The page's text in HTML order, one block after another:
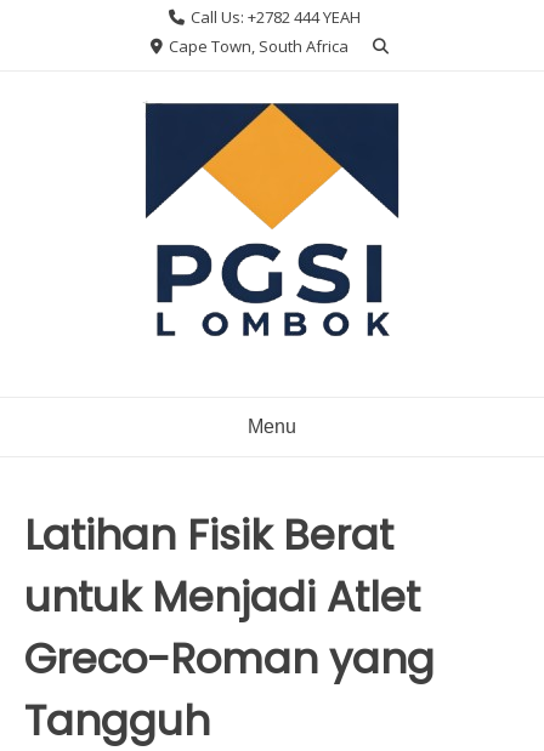
Call Us: +2782 444 YEAH
Cape Town, South Africa
Menu
Latihan Fisik Berat
untuk Menjadi Atlet
Greco-Roman yang
Tangguh